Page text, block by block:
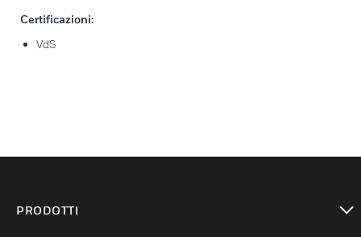
Certificazioni:
VdS
PRODOTTI